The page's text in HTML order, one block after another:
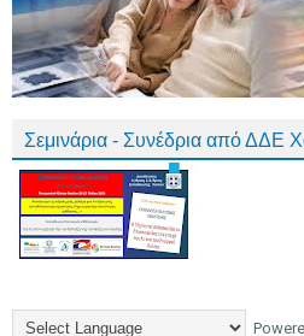
Σεμινάρια - Συνέδρια από ΔΔΕ